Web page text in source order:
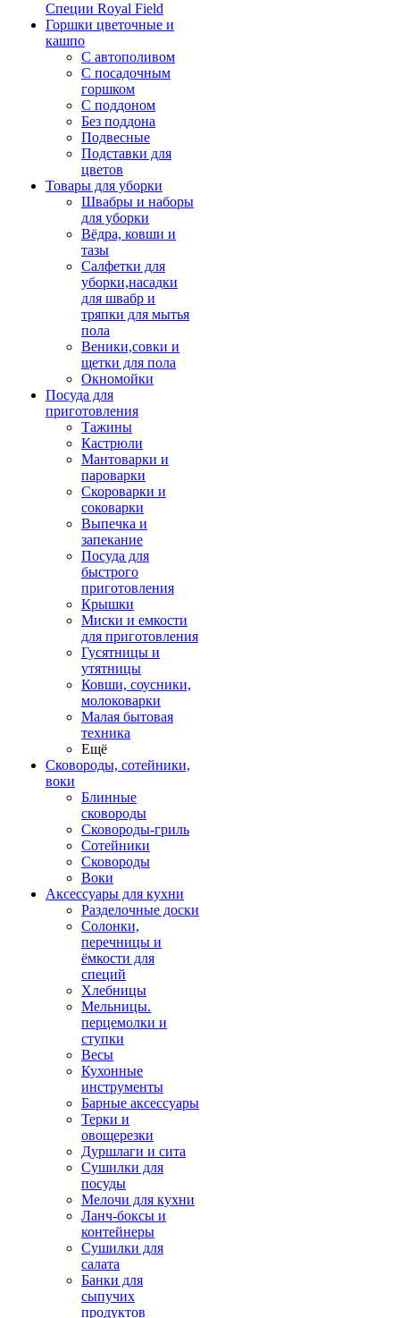
Специи Royal Field
Горшки цветочные и
кашпо
С автополивом
С посадочным
горшком
С поддоном
Без поддона
Подвесные
Подставки для
цветов
Товары для уборки
Швабры и наборы
для уборки
Вёдра, ковши и
тазы
Салфетки для
уборки,насадки
для швабр и
тряпки для мытья
пола
Веники,совки и
щетки для пола
Окномойки
Посуда для
приготовления
Тажины
Кастрюли
Мантоварки и
пароварки
Скороварки и
соковарки
Выпечка и
запекание
Посуда для
быстрого
приготовления
Крышки
Миски и емкости
для приготовления
Гусятницы и
утятницы
Ковши, соусники,
молоковарки
Малая бытовая
техника
Ещё
Сковороды, сотейники,
воки
Блинные
сковороды
Сковороды-гриль
Сотейники
Сковороды
Воки
Аксессуары для кухни
Разделочные доски
Солонки,
перечницы и
ёмкости для
специй
Хлебницы
Мельницы.
перцемолки и
ступки
Весы
Кухонные
инструменты
Барные аксессуары
Терки и
овощерезки
Дуршлаги и сита
Сушилки для
посуды
Мелочи для кухни
Ланч-боксы и
контейнеры
Сушилки для
салата
Банки для
сыпучих
продуктов